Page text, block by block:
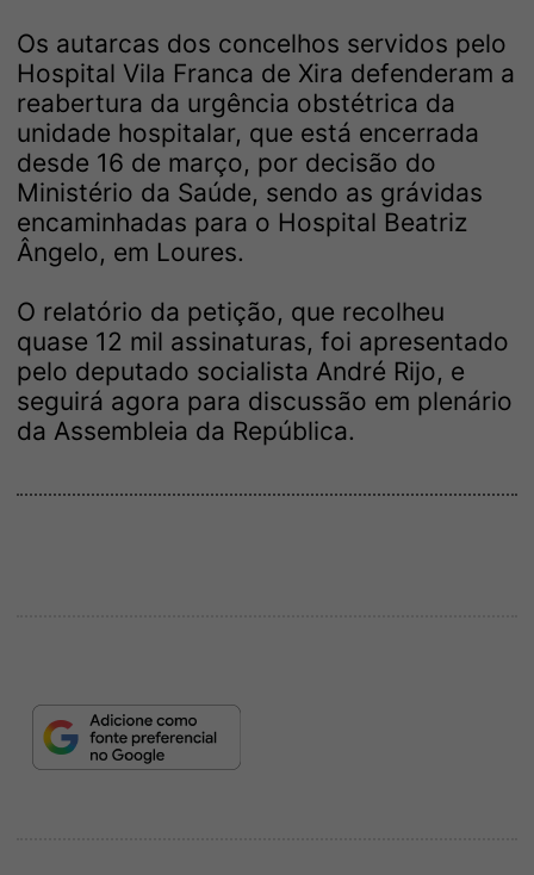
Os autarcas dos concelhos servidos pelo
Hospital Vila Franca de Xira defenderam a
reabertura da urgência obstétrica da
unidade hospitalar, que está encerrada
desde 16 de março, por decisão do
Ministério da Saúde, sendo as grávidas
encaminhadas para o Hospital Beatriz
Ângelo, em Loures.
O relatório da petição, que recolheu
quase 12 mil assinaturas, foi apresentado
pelo deputado socialista André Rijo, e
seguirá agora para discussão em plenário
da Assembleia da República.